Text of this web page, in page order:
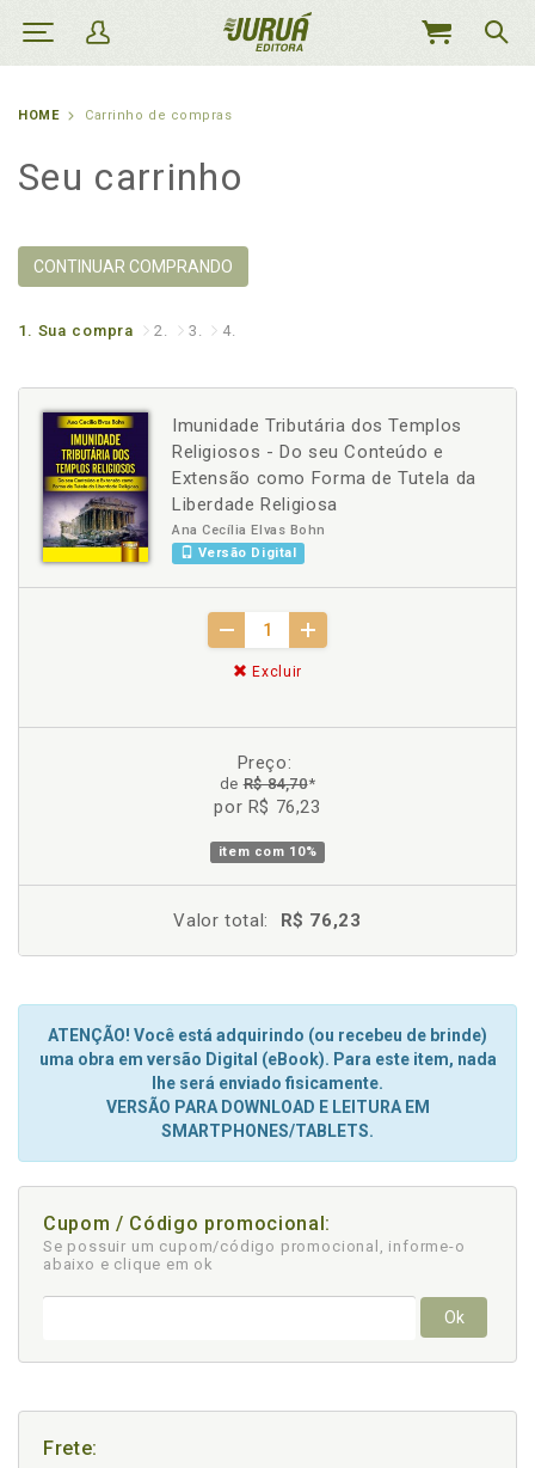
MEU
HOME Carrinho de compras
Seu carrinho
CONTINUAR COMPRANDO
1. Sua compra 2. 3. 4.
Imunidade Tributária dos Templos
Religiosos - Do seu Conteúdo e
Extensão como Forma de Tutela da
Liberdade Religiosa
Ana Cecília Elvas Bohn
Versão Digital
Excluir
Preço:
deR$ 84,70*
por R$ 76,23
item com 10%
Valor total: R$ 76,23
ATENÇÃO! Você está adquirindo (ou recebeu de brinde)
uma obra em versão Digital (eBook). Para este item, nada
lhe será enviado fisicamente.
VERSÃO PARA DOWNLOAD E LEITURA EM
SMARTPHONES/TABLETS.
Cupom / Código promocional:
Se possuir um cupom/código promocional, informe-o
abaixo e clique em ok
Ok
Frete: